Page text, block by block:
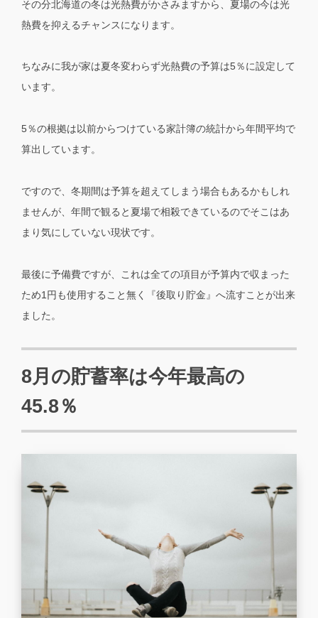
その分北海道の冬は光熱費がかさみますから、夏場の今は光
熱費を抑えるチャンスになります。
ちなみに我が家は夏冬変わらず光熱費の予算は5％に設定して
います。
5％の根拠は以前からつけている家計簿の統計から年間平均で
算出しています。
ですので、冬期間は予算を超えてしまう場合もあるかもしれ
ませんが、年間で観ると夏場で相殺できているのでそこはあ
まり気にしていない現状です。
最後に予備費ですが、これは全ての項目が予算内で収まった
ため1円も使用すること無く『後取り貯金』へ流すことが出来
ました。
8月の貯蓄率は今年最高の
45.8％